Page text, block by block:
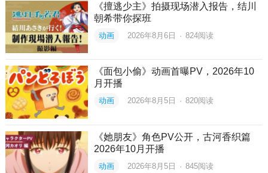
《擅逃少主》拍摄现场潜入报告，结川
朝希带你探班
动画 2026年8月6日 · 824阅读
《面包小偷》动画首曝PV，2026年10
月开播
动画 2026年8月5日 · 820阅读
《她朋友》角色PV公开，古河香织篇
2026年10月开播
动画 2026年8月5日 · 845阅读